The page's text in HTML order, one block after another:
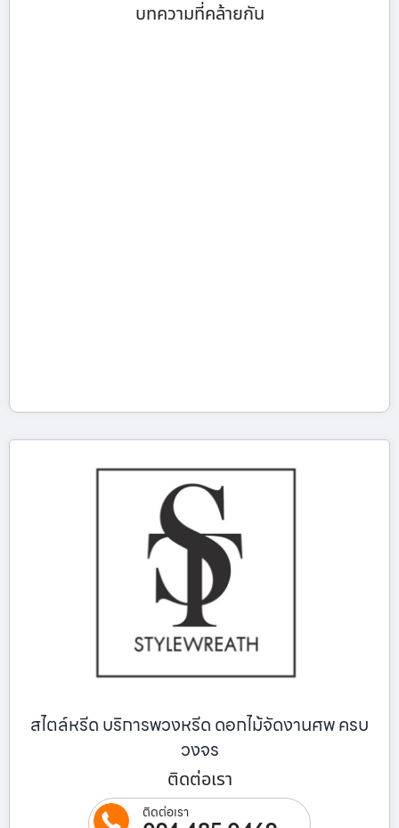
บทความที่คล้ายกัน
สไตล์หรีด บริการพวงหรีด ดอกไม้จัดงานศพ ครบ
วงจร
ติดต่อเรา
ติดต่อเรา